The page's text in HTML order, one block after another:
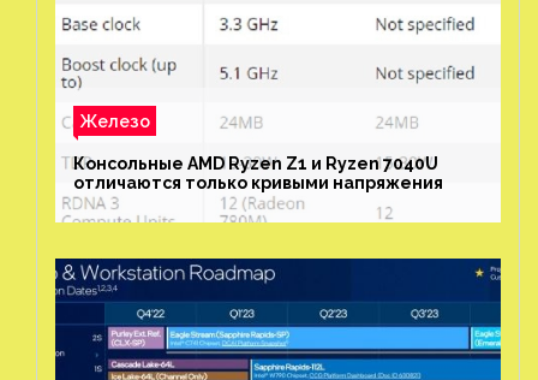
Железо
Консольные AMD Ryzen Z1 и Ryzen 7040U
отличаются только кривыми напряжения